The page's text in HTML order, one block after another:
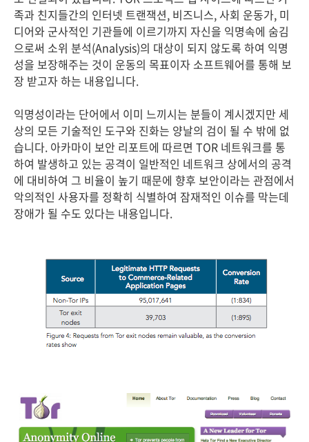
족과 친지들간의 인터넷 트랜잭션, 비즈니스, 사회 운동가, 미
디어와 군사적인 기관들에 이르기까지 자신을 익명속에 숨김
으로써 소위 분석(Analysis)의 대상이 되지 않도록 하여 익명
성을 보장해주는 것이 운동의 목표이자 소프트웨어를 통해 보
장 받고자 하는 내용입니다.
익명성이라는 단어에서 이미 느끼시는 분들이 계시겠지만 세
상의 모든 기술적인 도구와 진화는 양날의 검이 될 수 밖에 없
습니다. 아카마이 보안 리포트에 따르면 TOR 네트워크를 통
하여 발생하고 있는 공격이 일반적인 네트워크 상에서의 공격
에 대비하여 그 비율이 높기 때문에 향후 보안이라는 관점에서
악의적인 사용자를 정확히 식별하여 잠재적인 이슈를 막는데
장애가 될 수도 있다는 내용입니다.